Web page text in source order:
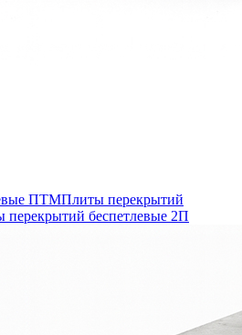
ПТМПлиты перекрытий
перекрытий беспетлевые 2П